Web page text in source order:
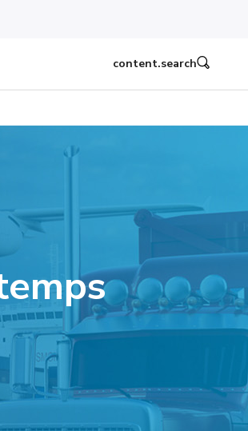
content.search